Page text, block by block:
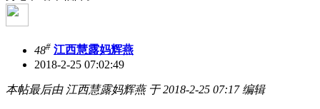
48# 江西慧露妈辉燕
2018-2-25 07:02:49
本帖最后由 江西慧露妈辉燕 于 2018-2-25 07:17 编辑